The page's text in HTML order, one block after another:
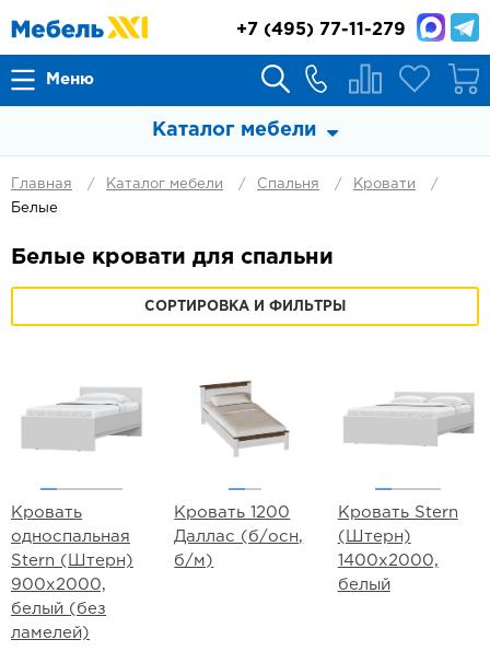
Меню
+7 (495) 77-11-279
Каталог мебели
Главная Каталог мебели Спальня
Кровати
Белые
Белые кровати для спальни
СОРТИРОВКА И ФИЛЬТРЫ
Кровать
односпальная
Stern (Штерн)
900х2000,
белый (без
ламелей)
Кровать 1200
Даллас (б/осн,
б/м)
Кровать Stern
(Штерн)
1400х2000,
белый